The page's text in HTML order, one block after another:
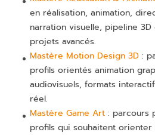
en réalisation, animation,
narration visuelle, pipeline
projets avancés.
Mastère Motion Design 3D :
profils orientés animation
audiovisuels, formats
réel.
Mastère Game Art : parcours
profils qui souhaitent